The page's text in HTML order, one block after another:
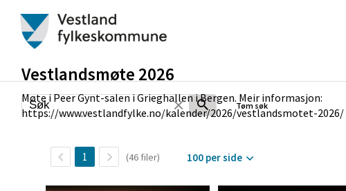
Vestlandsmøte 2026
Møte i Peer Gynt-salen i Grieghallen i Bergen. Meir informasjon:
https://www.vestlandfylke.no/kalender/2026/vestlandsmotet-2026/
Tøm søk
1 (46 filer) 100 per side